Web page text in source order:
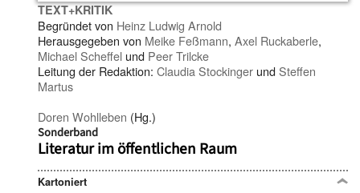
TEXT+KRITIK
Begründet von Heinz Ludwig Arnold
Herausgegeben von Meike Feßmann, Axel Ruckaberle,
Michael Scheffel und Peer Trilcke
Leitung der Redaktion: Claudia Stockinger undSteffen
Martus
Doren Wohlleben (Hg.)
Sonderband
Literatur im öffentlichen Raum
Kartoniert